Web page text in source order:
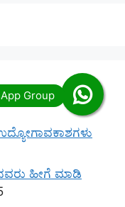
ಹೀಗೆ ಮಾಡಿ